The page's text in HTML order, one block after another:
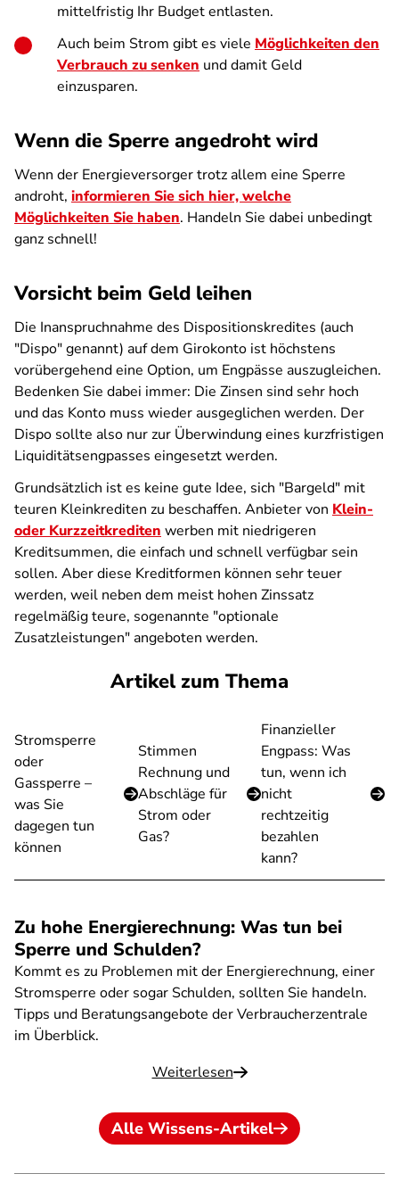
mittelfristig Ihr Budget entlasten.
Auch beim Strom gibt es viele Möglichkeiten den
Verbrauch zu senken und damit Geld
einzusparen.
Wenn die Sperre angedroht wird
Wenn der Energieversorger trotz allem eine Sperre
androht, informieren Sie sich hier, welche
Möglichkeiten Sie haben. Handeln Sie dabei unbedingt
ganz schnell!
Vorsicht beim Geld leihen
Die Inanspruchnahme des Dispositionskredites (auch
"Dispo" genannt) auf dem Girokonto ist höchstens
vorübergehend eine Option, um Engpässe auszugleichen.
Bedenken Sie dabei immer: Die Zinsen sind sehr hoch
und das Konto muss wieder ausgeglichen werden. Der
Dispo sollte also nur zur Überwindung eines kurzfristigen
Liquiditätsengpasses eingesetzt werden.
Grundsätzlich ist es keine gute Idee, sich "Bargeld" mit
teuren Kleinkrediten zu beschaffen. Anbieter von Klein-
oder Kurzzeitkrediten werben mit niedrigeren
Kreditsummen, die einfach und schnell verfügbar sein
sollen. Aber diese Kreditformen können sehr teuer
werden, weil neben dem meist hohen Zinssatz
regelmäßig teure, sogenannte "optionale
Zusatzleistungen" angeboten werden.
Artikel zum Thema
Stromsperre
oder
Gassperre –
was Sie
dagegen tun
können
Stimmen
Rechnung und
Abschläge für
Strom oder
Gas?
Finanzieller
Engpass: Was
tun, wenn ich
nicht
rechtzeitig
bezahlen
kann?
Zu hohe Energierechnung: Was tun bei
Sperre und Schulden?
Kommt es zu Problemen mit der Energierechnung, einer
Stromsperre oder sogar Schulden, sollten Sie handeln.
Tipps und Beratungsangebote der Verbraucherzentrale
im Überblick.
Weiterlesen
Alle Wissens-Artikel